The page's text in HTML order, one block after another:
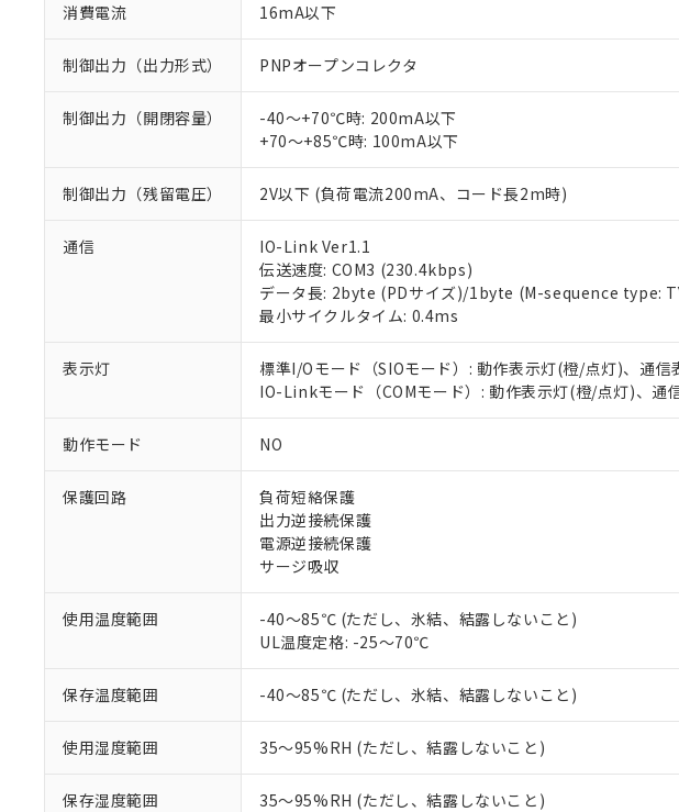
消費電流 16mA以下
制御出力（出力形式） PNPオープンコレクタ
制御出力（開閉容量）
-40～+70℃時: 200mA以下
+70～+85℃時: 100mA以下
制御出力（残留電圧） 2V以下 (負荷電流200mA、コード長2m時)
通信
IO-Link Ver1.1
伝送速度: COM3 (230.4kbps)
データ長: 2byte (PDサイズ)/1byte (M-sequence type:
最小サイクルタイム: 0.4ms
表示灯
標準I/Oモード（SIOモード）: 動作表示灯(橙/点灯)、通信
IO-Linkモード（COMモード）: 動作表示灯(橙/点灯)、通
動作モード NO
保護回路
負荷短絡保護
出力逆接続保護
電源逆接続保護
サージ吸収
使用温度範囲
-40～85℃ (ただし、氷結、結露しないこと)
UL温度定格: -25～70℃
保存温度範囲 -40～85℃ (ただし、氷結、結露しないこと)
使用湿度範囲 35～95%RH (ただし、結露しないこと)
保存湿度範囲 35～95%RH (ただし、結露しないこと)
ご利用条件
本サービスは、当社制御機器事業取扱
正式な納期状況および標準価格はお客
当社販売員にご相談ください。
オムロン制御機器販売店や当社販売拠点
す。
マイパーツ機能（部品リスト作成サー
ている必要があります。
お客様が当ウェブサイト上で当社にご
が、当社の製品・サービスに関するお
※1 対応状況
対応済み：EU RoHS指令（10物質）の
対応予定：EU RoHS指令（10物質）の非含
非該当品：ライセンス料など無形物で、有
仕入先様の事情により、非含有部品として
があります。
*EU RoHS指令（10物質）：
鉛(Pb) 1000ppm以下、 水銀(Hg) 1000ppm以下、 カドミ
六価クロム(Cr(Ⅵ)) 1000ppm以下、ポリ臭化ビフェニル
フタル酸ビス(2-エチルヘキシル) (DEHP)(別名：DOP)
ル（DBP） 1000ppm以下、フタル酸ジイソブチル
但し、RoHS指令で産業用監視および制御機器に対する適
※2 対応予定月
※3 非含有証明書ダウンロード
※1 中国RoHS○×表
「－」：未確認です。当社販売部門へお問い
*中国RoHS10物質の基準値 (GB/T26572)：
Pb(鉛) :1000ppm、 Hg(水銀) : 1000ppm、 Cd(カドミウム
DEHP(フタル酸ビス(2-エチルヘキシル)) : 1000ppm
※2 環境保護使用期限
「ｅ」：有害物質（10物質）のすべてが基準
味します。
「－」：未確認です。当社販売部門へお問
当社は、これら貴社製品のうち、外国
当社は貴社製品を、核兵器、ミサイル
置等に一切使用いたしません。
当社は、貴社製品を第三者に販売する
△ 一定数には満たないが在庫あり
－
在庫なし(最新の在庫状況について
機器販売店・当社販売員にご確認く
空
受注生産機種、また在庫状況の情